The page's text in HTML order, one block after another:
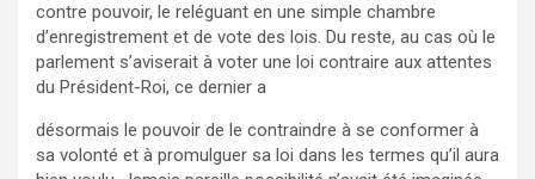
contre pouvoir, le reléguant en une simple chambre
d’enregistrement et de vote des lois. Du reste, au cas où le
parlement s’aviserait à voter une loi contraire aux attentes
du Président-Roi, ce dernier a
désormais le pouvoir de le contraindre à se conformer à
sa volonté et à promulguer sa loi dans les termes qu’il aura